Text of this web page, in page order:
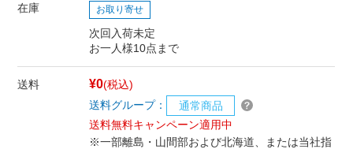
在庫 お取り寄せ
次回入荷未定
お一人様10点まで
送料 ¥0(税込)
送料グループ：
通常商品
送料無料キャンペーン適用中
※一部離島・山間部および北海道、または当社指